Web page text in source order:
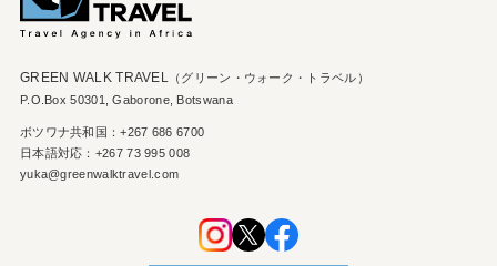
GREEN WALK TRAVEL （グリーン・ウォーク・トラベル）
P.O.Box 50301, Gaborone, Botswana
ボツワナ共和国：+267 686 6700
日本語対応：+267 73 995 008
yuka@greenwalktravel.com